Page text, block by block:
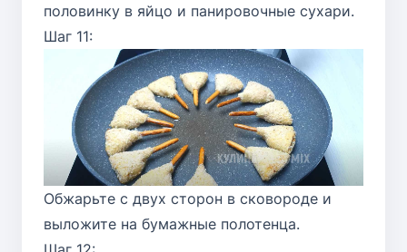
половинку в яйцо и панировочные сухари.
Шаг 11:
Обжарьте с двух сторон в сковороде и
выложите на бумажные полотенца.